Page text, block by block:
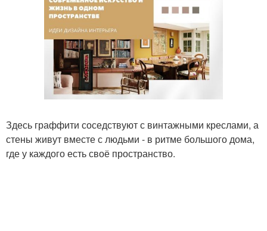
Здесь граффити соседствуют с винтажными креслами, а
стены живут вместе с людьми - в ритме большого дома,
где у каждого есть своё пространство.